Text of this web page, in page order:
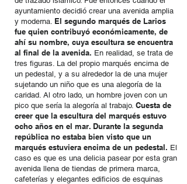
ayuntamiento decidió crear una avenida amplia
y moderna. El segundo marqués de Larios
fue quien contribuyó económicamente, de
ahí su nombre, cuya escultura se encuentra
al final de la avenida. En realidad, se trata de
tres figuras. La del propio marqués encima de
un pedestal, y a su alrededor la de una mujer
sujetando un niño que es una alegoría de la
caridad. Al otro lado, un hombre joven con un
pico que sería la alegoría al trabajo. Cuesta de
creer que la escultura del marqués estuvo
ocho años en el mar. Durante la segunda
república no estaba bien visto que un
marqués estuviera encima de un pedestal. El
caso es que es una delicia pasear por esta gran
avenida llena de tiendas de primera marca,
cafeterías y elegantes edificios de esquinas